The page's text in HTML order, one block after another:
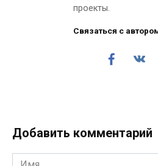
проекты.
Связаться с
Добавить комментарий
Имя